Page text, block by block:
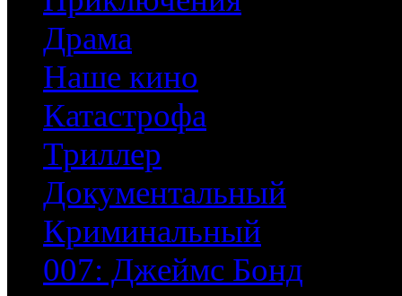
Драма
Наше кино
Катастрофа
Триллер
Документальный
Криминальный
007: Джеймс Бонд